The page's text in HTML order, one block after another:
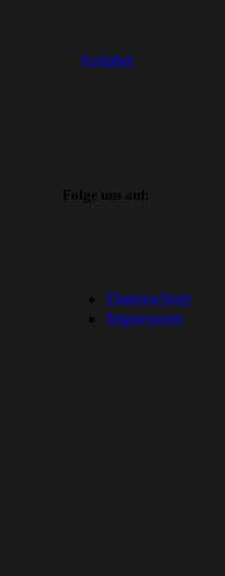
Anfahrt
Folge uns auf:
Datenschutz
Impressum